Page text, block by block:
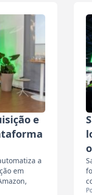
e
a
em